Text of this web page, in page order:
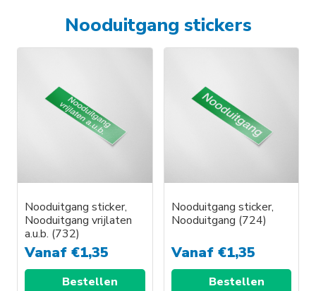
Nooduitgang stickers
Nooduitgang sticker,
Nooduitgang vrijlaten
a.u.b. (732)
Vanaf €1,35
Bestellen
Nooduitgang sticker,
Nooduitgang (724)
Vanaf €1,35
Bestellen